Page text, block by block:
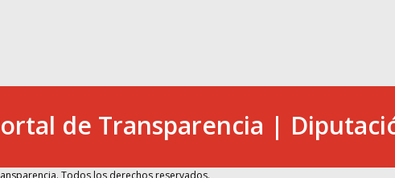
de Transparencia |
Todos los derechos reservados.